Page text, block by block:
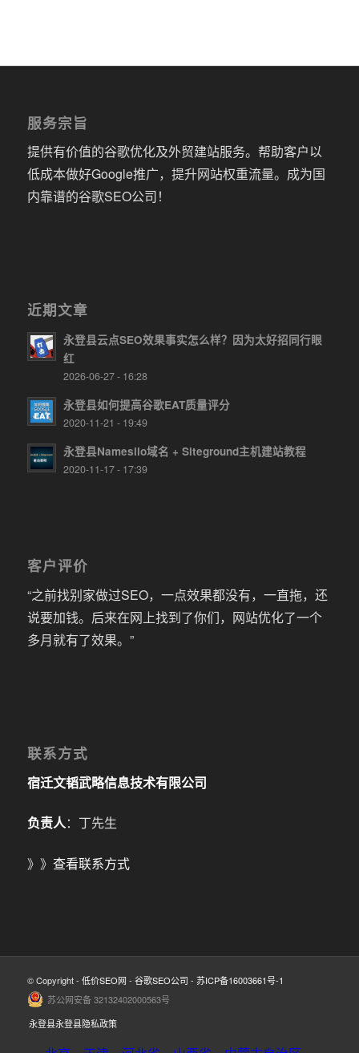
服务宗旨
提供有价值的谷歌优化及外贸建站服务。帮助客户以
低成本做好Google推广，提升网站权重流量。成为国
内靠谱的谷歌SEO公司！
近期文章
永登县云点SEO效果事实怎么样？因为太好招同行眼
红
2026-06-27 - 16:28
永登县如何提高谷歌EAT质量评分
2020-11-21 - 19:49
永登县Namesilo域名 + Siteground主机建站教程
2020-11-17 - 17:39
客户评价
“之前找别家做过SEO，一点效果都没有，一直拖，还
说要加钱。后来在网上找到了你们，网站优化了一个
多月就有了效果。”
联系方式
宿迁文韬武略信息技术有限公司
负责人：丁先生
》》 查看联系方式
© Copyright - 低价SEO网 - 谷歌SEO公司 - 苏ICP备16003661号-1
苏公网安备 32132402000563号
永登县永登县隐私政策